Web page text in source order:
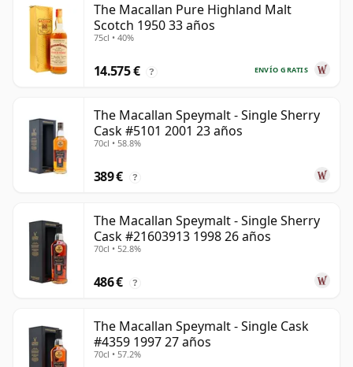
The Macallan Pure Highland Malt
Scotch 1950 33 años
75cl • 40%
ENVÍO GRATIS
14.575 € ?
The Macallan Speymalt - Single Sherry
Cask #5101 2001 23 años
70cl • 58.8%
389 € ?
The Macallan Speymalt - Single Sherry
Cask #21603913 1998 26 años
70cl • 52.8%
486 € ?
The Macallan Speymalt - Single Cask
#4359 1997 27 años
70cl • 57.2%